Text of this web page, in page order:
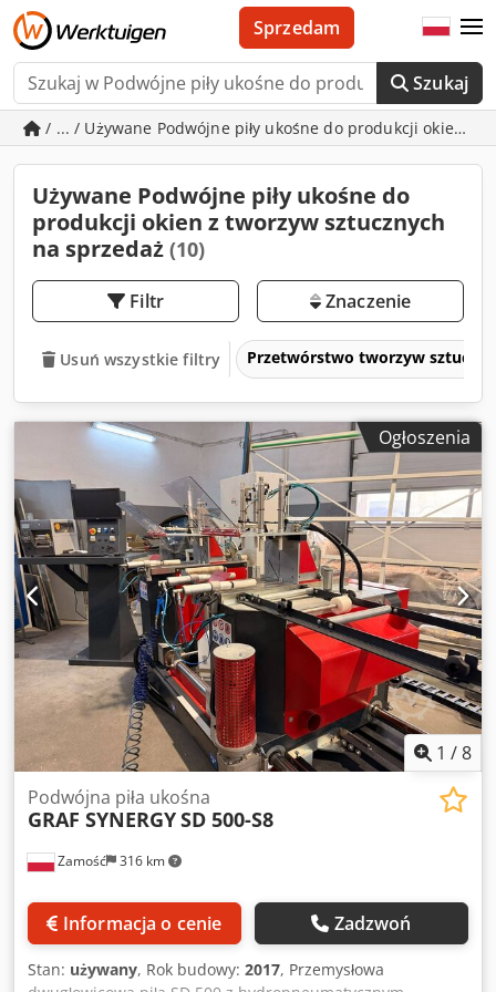
Szukaj
Sprzedam
/ ... / Używane Podwójne piły ukośne do produkcji okien z
Używane Podwójne piły ukośne do
produkcji okien z tworzyw sztucznych
na sprzedaż (10)
Filtr Znaczenie
Usuń wszystkie filtry Przetwórstwo tworzyw
Ogłoszenia
1 /8
Zamość 316 km
Podwójna piła ukośna
GRAF SYNERGYSD 500-S8
Informacja o cenie Zadzwoń
Stan: używany, Rok budowy: 2017, Przemysłowa